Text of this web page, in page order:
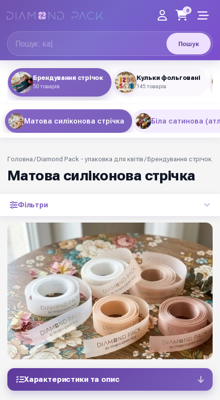
Пошук
0
Брендування стрічок
50 товарів
Кульки фольговані
145 товарів
Матова силіконова стрічка Біла сатинова
Головна /Diamond Pack - упаковка для квітів /Брендування стрічок
Матова силіконова стрічка
Фільтри
Характеристики та опис